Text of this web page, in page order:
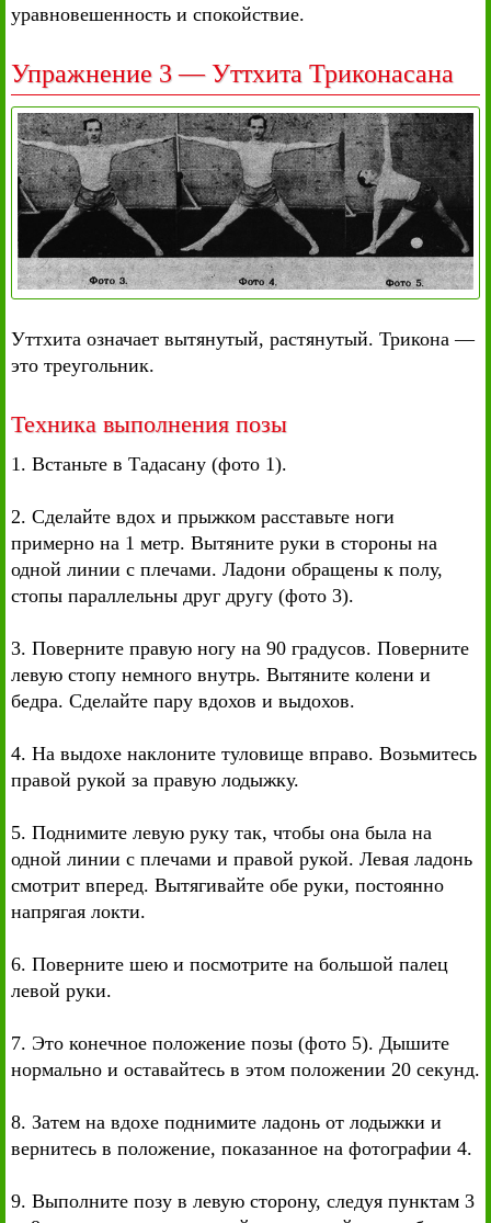
уравновешенность и спокойствие.
Упражнение 3 — Уттхита Триконасана
Уттхита означает вытянутый, растянутый. Трикона —
это треугольник.
Техника выполнения позы
1. Встаньте в Тадасану (фото 1).
2. Сделайте вдох и прыжком расставьте ноги
примерно на 1 метр. Вытяните руки в стороны на
одной линии с плечами. Ладони обращены к полу,
стопы параллельны друг другу (фото 3).
3. Поверните правую ногу на 90 градусов. Поверните
левую стопу немного внутрь. Вытяните колени и
бедра. Сделайте пару вдохов и выдохов.
4. На выдохе наклоните туловище вправо. Возьмитесь
правой рукой за правую лодыжку.
5. Поднимите левую руку так, чтобы она была на
одной линии с плечами и правой рукой. Левая ладонь
смотрит вперед. Вытягивайте обе руки, постоянно
напрягая локти.
6. Поверните шею и посмотрите на большой палец
левой руки.
7. Это конечное положение позы (фото 5). Дышите
нормально и оставайтесь в этом положении 20 секунд.
8. Затем на вдохе поднимите ладонь от лодыжки и
вернитесь в положение, показанное на фотографии 4.
9. Выполните позу в левую сторону, следуя пунктам 3